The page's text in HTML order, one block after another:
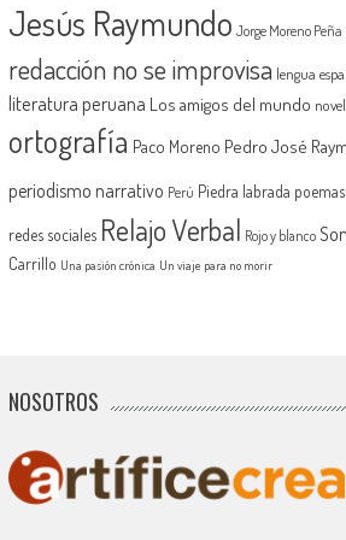
Jesús Raymundo Jorge Moreno Peña
redacción no se improvisa lengua
literatura peruana Los amigos del mundo
ortografía Paco Moreno Pedro José
periodismo narrativo Perú Piedra labrada poemas
redes sociales Relajo Verbal Rojo y blanco
Carrillo Una pasión crónica Un viaje para no morir
NOSOTROS